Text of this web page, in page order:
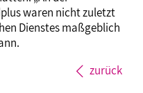
waren nicht zuletzt
Dienstes maßgeblich
zurück